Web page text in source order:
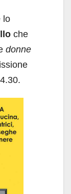
lo
che
donne